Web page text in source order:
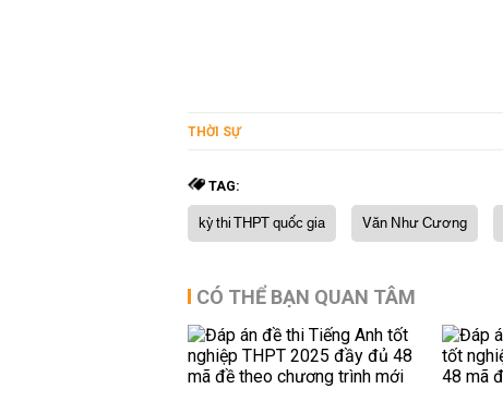
THỜI SỰ
TAG:
kỳ thi THPT quốc gia Văn Như Cương
CÓ THỂ BẠN QUAN TÂM